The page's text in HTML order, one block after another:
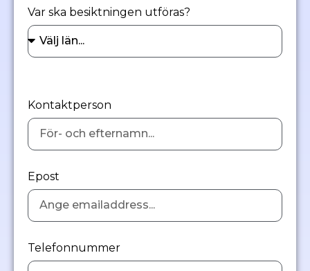
Var ska besiktningen utföras?
Kontaktperson
Epost
Telefonnummer